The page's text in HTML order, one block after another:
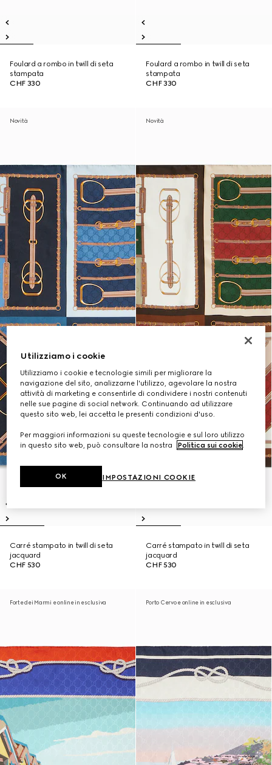
Foulard a rombo in twill di seta
stampata
CHF 330
Foulard a rombo in twill di seta
stampata
CHF 330
Novità
Carré stampato in twill di seta
jacquard
CHF 530
Novità
Carré stampato in twill di seta
jacquard
CHF 530
Forte dei Marmi e online in esclusiva Porto Cervo e online in esclusiva
Utilizziamo i cookie
Utilizziamo i cookie e tecnologie simili per migliorare la
navigazione del sito, analizzarne l'utilizzo, agevolare la nostra
attività di marketing e consentirle di condividere i nostri contenuti
nelle sue pagine di social network. Continuando ad utilizzare
questo sito web, lei accetta le presenti condizioni d'uso.
Per maggiori informazioni su queste tecnologie e sul loro utilizzo
in questo sito web, può consultare la nostra
Politica sui cookie.
IMPOSTAZIONI COOKIE
OK